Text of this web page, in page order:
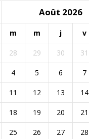
Août 2026
m m j v
28 29 30 31
4 5 6 7
11 12 13 14
18 19 20 21
25 26 27 28